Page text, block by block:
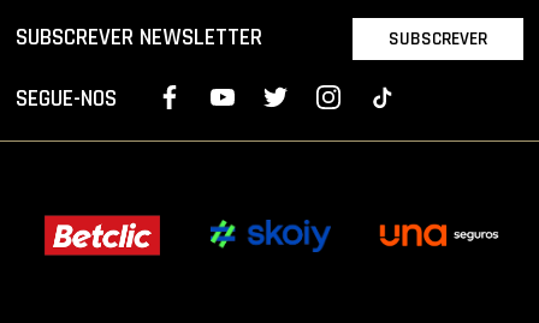
SUBSCREVER NEWSLETTER SUBSCREVER
SEGUE-NOS